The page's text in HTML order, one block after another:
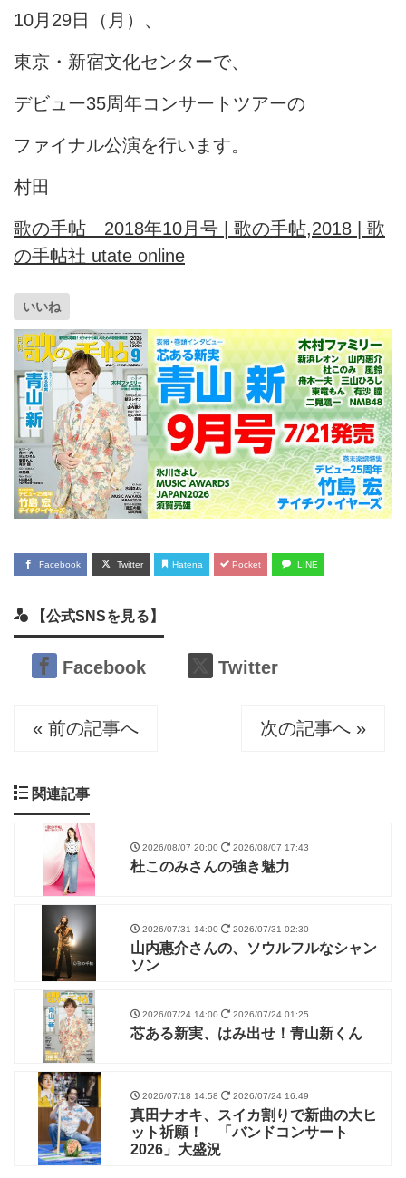
10月29日（月）、
東京・新宿文化センターで、
デビュー35周年コンサートツアーの
ファイナル公演を行います。
村田
歌の手帖 2018年10月号 | 歌の手帖,2018 | 歌
の手帖社 utate online
いいね
Facebook Twitter Hatena Pocket LINE
【公式SNSを見る】
Facebook Twitter
« 前の記事へ 次の記事へ »
関連記事
2026/08/07 20:00 2026/08/07 17:43
杜このみさんの強き魅力
2026/07/31 14:00 2026/07/31 02:30
山内惠介さんの、ソウルフルなシャン
ソン
2026/07/24 14:00 2026/07/24 01:25
芯ある新実、はみ出せ！青山新くん
2026/07/18 14:58 2026/07/24 16:49
真田ナオキ、スイカ割りで新曲の大ヒ
ット祈願！ 「バンドコンサート
2026」大盛況